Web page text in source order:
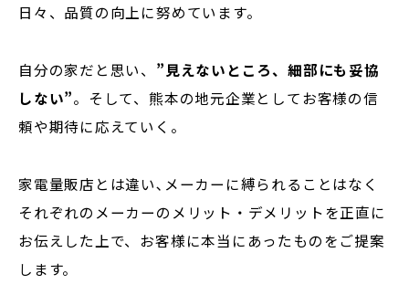
日々、品質の向上に努めています。
自分の家だと思い、 ”見えないところ、細部にも妥協
しない”。そして、熊本の地元企業としてお客様の信
頼や期待に応えていく。
家電量販店とは違い､メーカーに縛られることはなく
それぞれのメーカーのメリット・デメリットを正直に
お伝えした上で、お客様に本当にあったものをご提案
します。